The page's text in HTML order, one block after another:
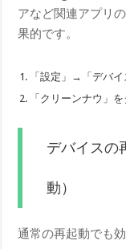
アなど関連アプリ
果的です。
「設定」→「デバ
「クリーンナウ」
デバイスの
動）
通常の再起動でも